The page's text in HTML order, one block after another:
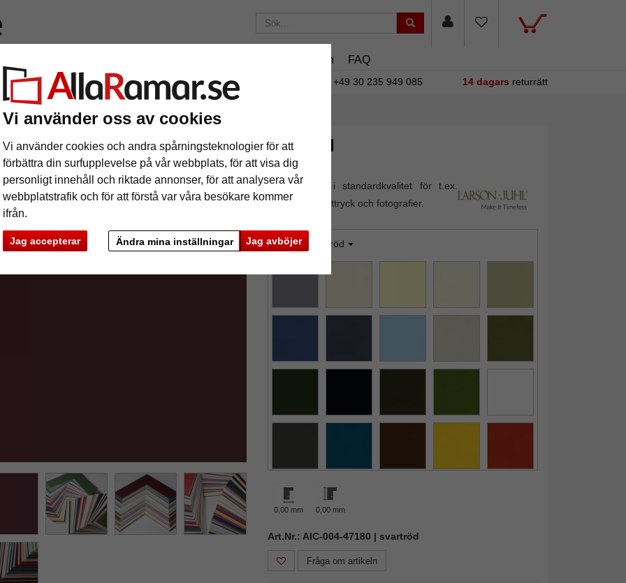
Vi använder oss av cookies
Vi använder cookies och andra spårningsteknologier för att
förbättra din surfupplevelse på vår webbplats, för att visa dig
personligt innehåll och riktade annonser, för att analysera vår
webbplatstrafik och för att förstå var våra besökare kommer
ifrån.
Jag accepterar Jag avböjer
Ändra mina inställningar
Magasin FAQ
195 kr i leveranskostnad.Oavsett hur mycket du beställer. +49 30 235 949 085 14 dagars returrätt
1,6 mm WhiteCore passepartout måttbeställd
mm WhiteCore passepartout måttbeställd
Preview
Passepartout i standardkvalitet för t.ex.
affischer, konsttryck och fotografier.
färg: svartröd
0,00 mm 0,00 mm
Art.Nr.: AIC-004-47180 | svartröd
Fråga om artikeln